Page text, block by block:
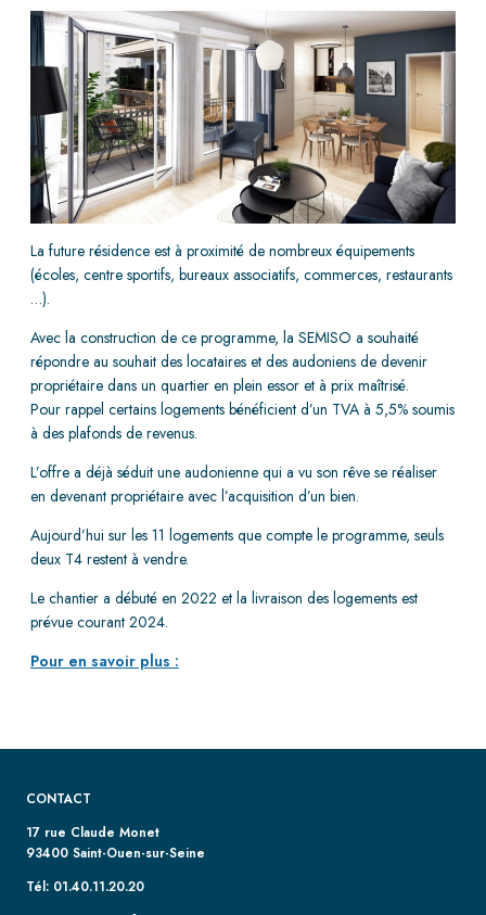
La future résidence est à proximité de nombreux équipements
(écoles, centre sportifs, bureaux associatifs, commerces, restaurants
…).
Avec la construction de ce programme, la SEMISO a souhaité
répondre au souhait des locataires et des audoniens de devenir
propriétaire dans un quartier en plein essor et à prix maîtrisé.
Pour rappel certains logements bénéficient d’un TVA à 5,5% soumis
à des plafonds de revenus.
L’offre a déjà séduit une audonienne qui a vu son rêve se réaliser
en devenant propriétaire avec l’acquisition d’un bien.
Aujourd’hui sur les 11 logements que compte le programme, seuls
deux T4 restent à vendre.
Le chantier a débuté en 2022 et la livraison des logements est
prévue courant 2024.
Pour en savoir plus :
CONTACT
17 rue Claude Monet
93400 Saint-Ouen-sur-Seine
Tél: 01.40.11.20.20